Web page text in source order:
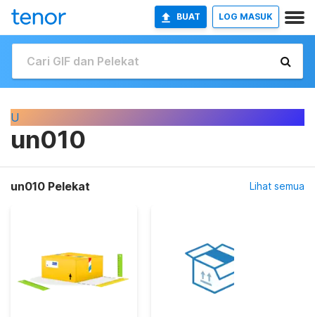
BUAT LOG MASUK
U
un010
un010 Pelekat Lihat semua